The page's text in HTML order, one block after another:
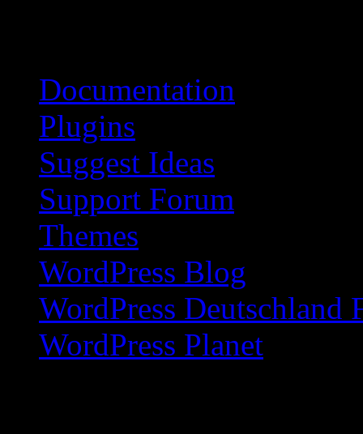
Documentation
Plugins
Suggest Ideas
Support Forum
Themes
WordPress Blog
WordPress Deutschland
WordPress Planet